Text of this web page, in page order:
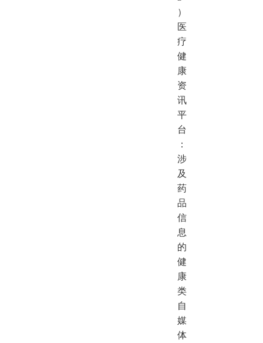
）
医
疗
健
康
资
讯
平
台
：
涉
及
药
品
信
息
的
健
康
类
自
媒
体